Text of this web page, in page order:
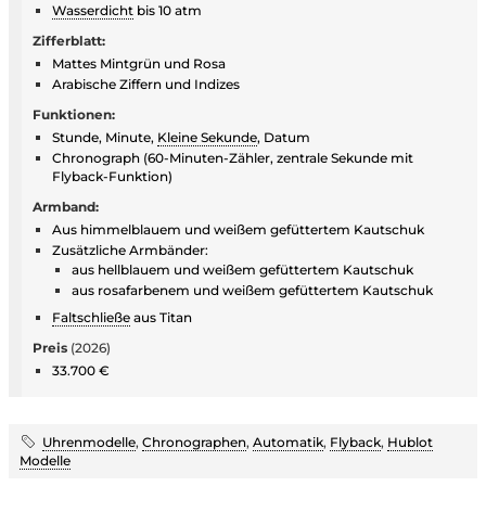
Wasserdicht bis 10 atm
Zifferblatt:
Mattes Mintgrün und Rosa
Arabische Ziffern und Indizes
Funktionen:
Stunde, Minute, Kleine Sekunde, Datum
Chronograph (60-Minuten-Zähler, zentrale Sekunde mit
Flyback-Funktion)
Armband:
Aus himmelblauem und weißem gefüttertem Kautschuk
Zusätzliche Armbänder:
aus hellblauem und weißem gefüttertem Kautschuk
aus rosafarbenem und weißem gefüttertem Kautschuk
Faltschließe aus Titan
Preis (2026)
33.700 €
Uhrenmodelle, Chronographen, Automatik, Flyback, Hublot
Modelle